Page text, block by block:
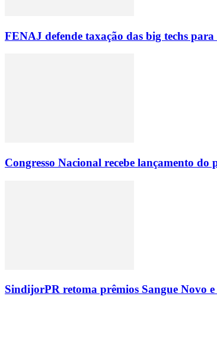
FENAJ defende taxação das big techs
Congresso Nacional recebe lançamento
SindijorPR retoma prêmios Sangue Novo